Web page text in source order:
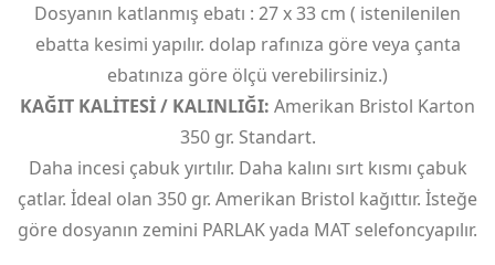
Dosyanın katlanmış ebatı : 27 x 33 cm ( istenilenilen
ebatta kesimi yapılır. dolap rafınıza göre veya çanta
ebatınıza göre ölçü verebilirsiniz.)
KAĞIT KALİTESİ / KALINLIĞI: Amerikan Bristol Karton
350 gr. Standart.
Daha incesi çabuk yırtılır. Daha kalını sırt kısmı çabuk
çatlar. İdeal olan 350 gr. Amerikan Bristol kağıttır. İsteğe
göre dosyanın zemini PARLAK yada MAT selefoncyapılır.